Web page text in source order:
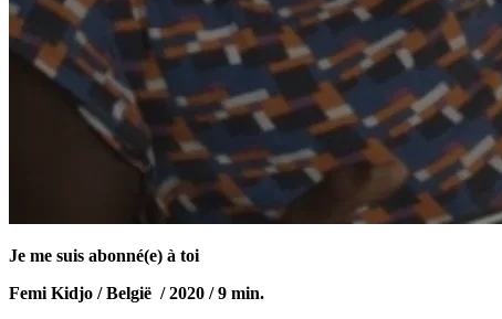
Je me suis abonné(e) à toi
Femi Kidjo / België / 2020 / 9 min.